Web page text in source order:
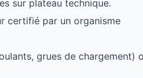
sur plateau technique.
certifié par un organisme
grues de chargement)